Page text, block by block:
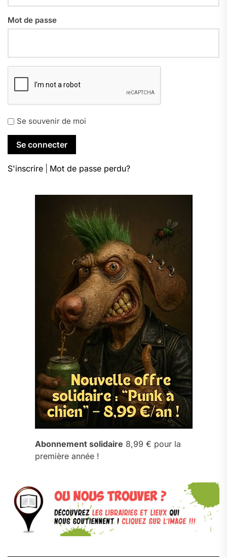
Mot de passe
Se souvenir de moi
S'inscrire Mot de passe perdu?
Abonnement solidaire 8,99 € pour la
première année !